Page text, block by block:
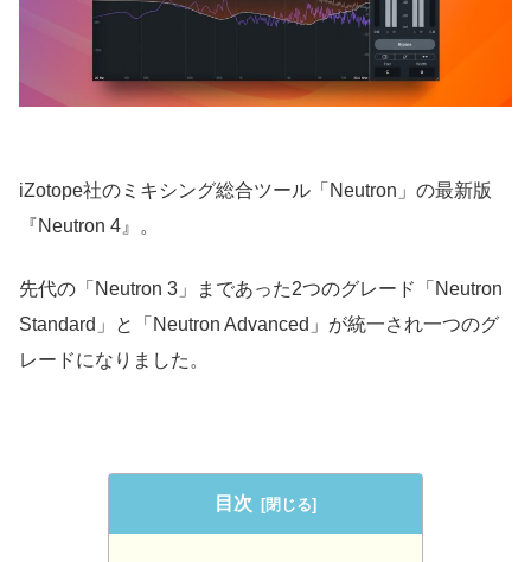
iZotope社のミキシング総合ツール「Neutron」の最新版
『Neutron 4』。
先代の「Neutron 3」まであった2つのグレード「Neutron
Standard」と「Neutron Advanced」が統一され一つのグ
レードになりました。
目次